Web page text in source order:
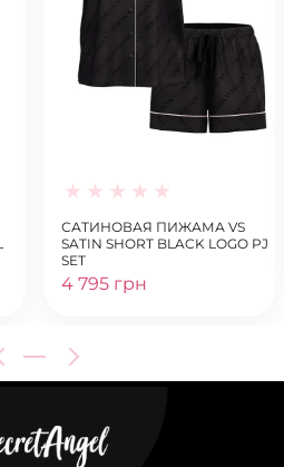
САТИНОВАЯ ПИЖАМА VS
SATIN SHORT BLACK LOGO PJ
SET
4 795 грн